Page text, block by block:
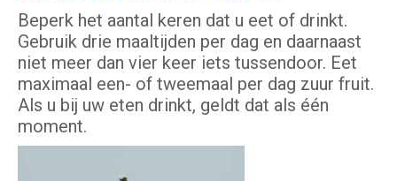
Beperk het aantal keren dat u eet of drinkt.
Gebruik drie maaltijden per dag en daarnaast
niet meer dan vier keer iets tussendoor. Eet
maximaal een- of tweemaal per dag zuur fruit.
Als u bij uw eten drinkt, geldt dat als één
moment.